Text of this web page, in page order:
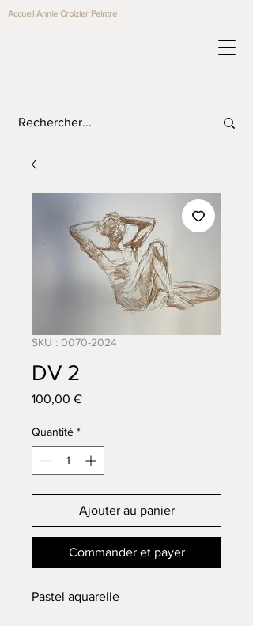
Accueil Annie Croizier Peintre
SKU : 0070-2024
DV 2
100,00 €Prix
Quantité *
Ajouter au panier
Commander et payer
Pastel aquarelle